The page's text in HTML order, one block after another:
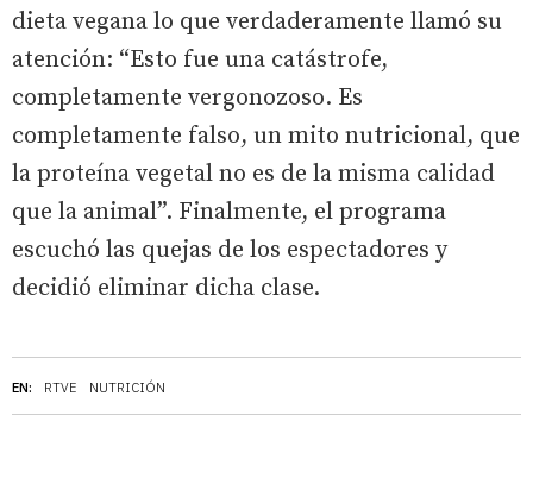
EN: RTVE NUTRICIÓN
dieta vegana lo que verdaderamente llamó su
atención: “Esto fue una catástrofe,
completamente vergonozoso. Es
completamente falso, un mito nutricional, que
la proteína vegetal no es de la misma calidad
que la animal”. Finalmente, el programa
escuchó las quejas de los espectadores y
decidió eliminar dicha clase.